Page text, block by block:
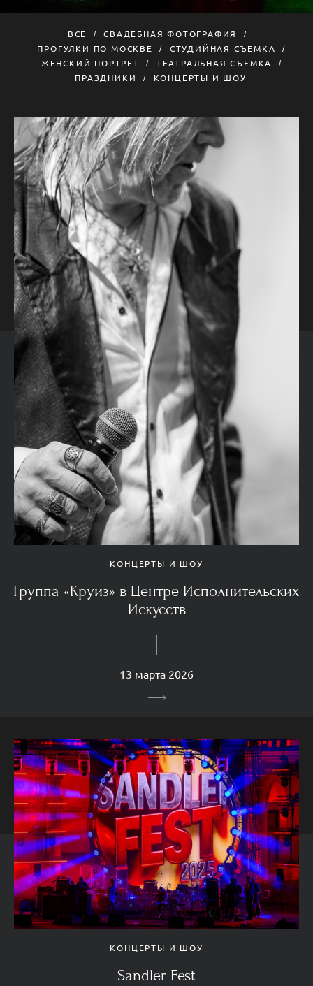
ВСЕ
СВАДЕБНАЯ ФОТОГРАФИЯ
ПРОГУЛКИ ПО МОСКВЕ
СТУДИЙНАЯ СЪЕМКА
ЖЕНСКИЙ ПОРТРЕТ
ТЕАТРАЛЬНАЯ СЪЕМКА
ПРАЗДНИКИ
КОНЦЕРТЫ И ШОУ
КОНЦЕРТЫ И ШОУ
Группа «Круиз» в Центре Исполнительских
Искусств
13 марта 2026
КОНЦЕРТЫ И ШОУ
Sandler Fest